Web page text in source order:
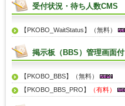
受付状況・待ち人数CMS
【PKOBO_WaitStatus】（無料）
掲示板（BBS）管理画面付
【PKOBO_BBS】（無料）
【PKOBO_BBS_PRO】
（有料）